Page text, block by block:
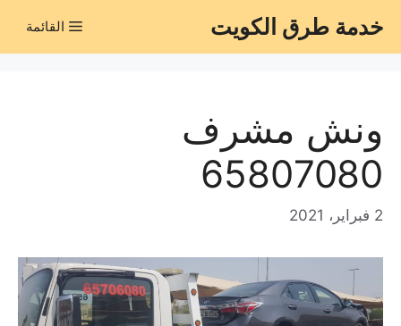
إلى
المحتوى
خدمة طرق الكويت القائمة
ونش مشرف
65807080
2 فبراير، 2021